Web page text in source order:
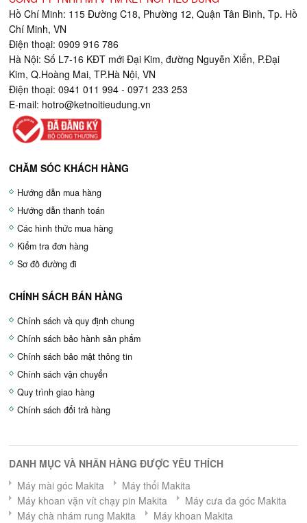
Hồ Chí Minh: 115 Đường C18, Phường 12, Quận Tân Bình, Tp. Hồ
Chí Minh, VN
Điện thoại: 0909 916 786
Hà Nội: Số L7-16 KĐT mới Đại Kim, đường Nguyễn Xiển, P.Đại
Kim, Q.Hoàng Mai, TP.Hà Nội, VN
Điện thoại: 0941 011 994 - 0971 233 253
E-mail: hotro@ketnoitieudung.vn
CHĂM SÓC KHÁCH HÀNG
Hướng dẫn mua hàng
Hướng dẫn thanh toán
Các hình thức mua hàng
Kiểm tra đơn hàng
Sơ đồ đường đi
CHÍNH SÁCH BÁN HÀNG
Chính sách và quy định chung
Chính sách bảo hành sản phẩm
Chính sách bảo mật thông tin
Chính sách vận chuyển
Quy trình giao hàng
Chính sách đổi trả hàng
DANH MỤC VÀ NHÃN HÀNG ĐƯỢC YÊU THÍCH
Máy mài góc Makita
Máy thổi Makita
Máy khoan vặn vít chạy pin Makita
Máy cưa đa góc Makita
Máy chà nhám rung Makita
Máy khoan Makita